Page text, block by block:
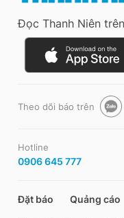
Đọc Thanh Niên
Theo dõi báo trên
Hotline
0906 645 777
Đặt báo Quảng cáo